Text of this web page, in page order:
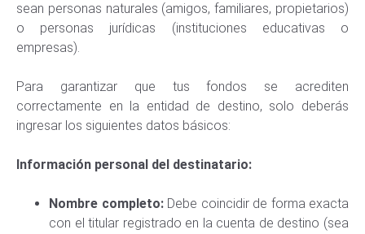
sean personas naturales (amigos, familiares, propietarios)
o personas jurídicas (instituciones educativas o
empresas).
Para garantizar que tus fondos se acrediten
correctamente en la entidad de destino, solo deberás
ingresar los siguientes datos básicos:
Información personal del destinatario:
Nombre completo:Debe coincidir de forma exacta
con el titular registrado en la cuenta de destino (sea